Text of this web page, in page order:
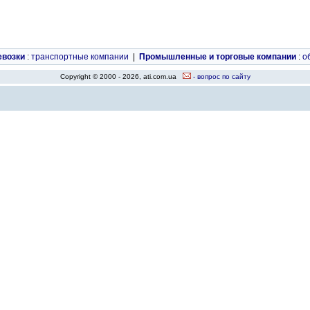
: транспортные компании Промышленные и торговые компании :
Copyright © 2000 - 2026, ati.com.ua - вопрос по сайту